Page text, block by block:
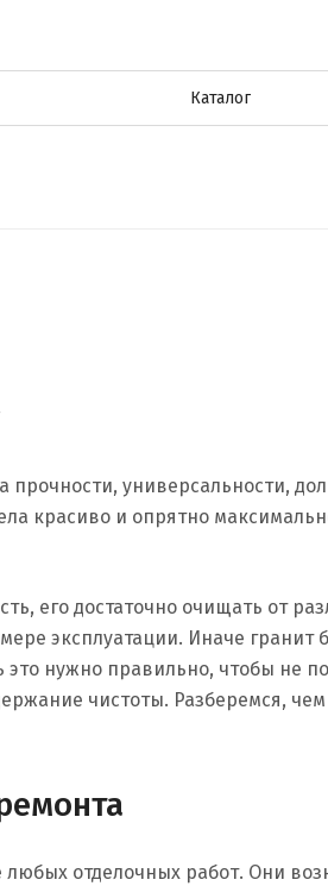
Каталог
универсальности,
красиво и опрятно
его достаточно очищать от
эксплуатации. Иначе гранит
нужно правильно, чтобы не
чистоты. Разберемся, чем
любых отделочных работ. Они